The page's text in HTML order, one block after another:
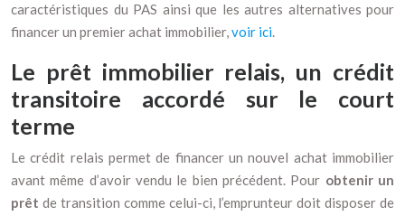
caractéristiques du PAS ainsi que les autres alternatives pour
financer un premier achat immobilier,voir ici.
Le prêt immobilier relais, un crédit
transitoire accordé sur le court
terme
Le crédit relais permet de financer un nouvel achat immobilier
avant même d’avoir vendu le bien précédent. Pour obtenir un
prêt de transition comme celui-ci, l’emprunteur doit disposer de